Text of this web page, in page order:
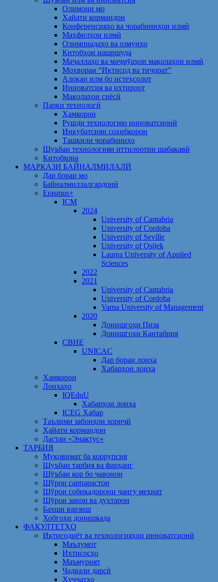
Олимони мо
Ҳайати кормандон
Конференсияҳо ва чорабиниҳои илмӣ
Маҳфилҳои илмӣ
Олимпиадаҳо ва озмунҳо
Китобҳои нашршуда
Маҷаллаҳо ва маҷмӯаҳои мақолаҳои илмӣ
Моҳвораи “Иқтисод ва тиҷорат”
Алоқаи илм бо истеҳсолот
Инноватсия ва ихтироот
Мақолаҳои сиёсӣ
Парки технологӣ
Ҳамкорон
Рушди технологию инноватсионӣ
Инкубатсияи соҳибкорон
Ташкили чорабиниҳо
Шуъбаи технологияи иттилоотии шабакавӣ
Китобхона
МАРКАЗИ БАЙНАЛМИЛАЛӢ
Дар бораи мо
Байналмиллалгардонӣ
Erasmus+
ICM
2024
University of Cantabria
University of Cordoba
University of Seville
University of Osijek
Laurea University of Applied
Sciences
2022
2021
University of Cantabria
University of Cordoba
Varna University of Management
2020
Донишгоҳи Пиза
Донишгоҳи Кантабрия
CBHE
UNICAC
Дар бораи лоиҳа
Хабарҳои лоиҳа
Ҳамкорон
Лоихаҳо
IQEduU
Хабарҳои лоиҳа
ICEG Хабар
Таълими забонҳои хориҷӣ
Ҳайати кормандон
Дастаи «Энактус»
ТАРБИЯ
Муқовимат ба коррупсия
Шуъбаи тарбия ва фарҳанг
Шӯъбаи кор бо ҷавонон
Шўрои сарпарастон
Шўрои собиқадорони ҷангу меҳнат
Шӯрои занон ва духтарон
Бахши варзиш
Хобгоҳи донишкада
ФАКУЛТЕТҲО
Иқтисодиёт ва технологияҳои инноватсионӣ
Маълумот
Ихтисосҳо
Маъмурият
Ҷадвали дарсӣ
Ҳуҷҷатҳо